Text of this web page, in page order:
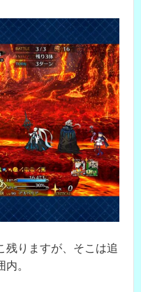
りますが、そこは追
。